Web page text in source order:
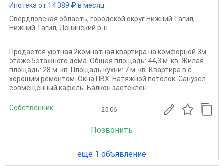
Ипотека от 14 389 ₽ в месяц
Свердловская область, городской округ Нижний Тагил,
Нижний Тагил, Ленинский р-н
Продаётся уютная 2комнатная квартира на комфорной 3м
этаже 5этажного дома. Общая площадь: 44,3 м. кв. Жилая
площадь: 28 м. кв. Площадь кухни: 7 м. кв. Квартира в с
хорошим ремонтом. Окна ПВХ. Натяжной потолок. Санузел
совмещенный кафель. Балкон застеклен...
Собственник 25.06
Позвонить
ещё 1 объявление